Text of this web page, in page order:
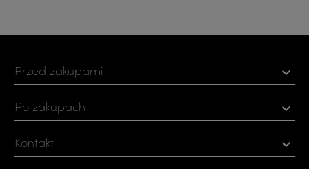
Przed zakupami 
Po zakupach 
Kontakt 